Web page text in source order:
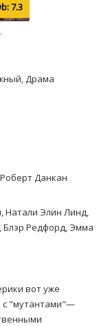
7.3
Драма
Данкан
Натали Элин Линд,
Блэр Редфорд, Эмма
вот уже
с "мутантами"—